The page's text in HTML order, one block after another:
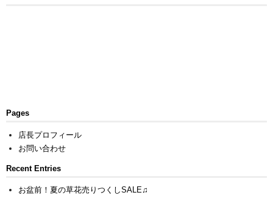
Pages
店長プロフィール
お問い合わせ
Recent Entries
お盆前！夏の草花売りつくしSALE♫